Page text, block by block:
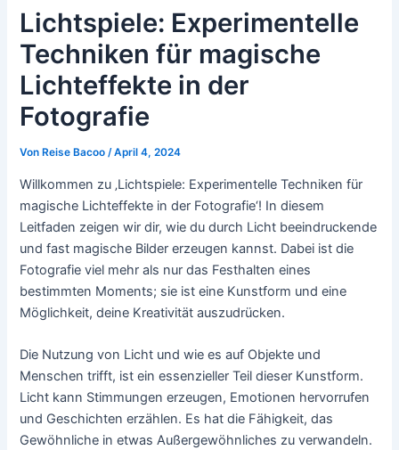
Lichtspiele: Experimentelle
Techniken für magische
Lichteffekte in der
Fotografie
Von Reise Bacoo/April 4, 2024
Willkommen zu ‚Lichtspiele: Experimentelle Techniken für
magische Lichteffekte in der Fotografie‘! In diesem
Leitfaden zeigen wir dir, wie du durch Licht beeindruckende
und fast magische Bilder erzeugen kannst. Dabei ist die
Fotografie viel mehr als nur das Festhalten eines
bestimmten Moments; sie ist eine Kunstform und eine
Möglichkeit, deine Kreativität auszudrücken.
Die Nutzung von Licht und wie es auf Objekte und
Menschen trifft, ist ein essenzieller Teil dieser Kunstform.
Licht kann Stimmungen erzeugen, Emotionen hervorrufen
und Geschichten erzählen. Es hat die Fähigkeit, das
Gewöhnliche in etwas Außergewöhnliches zu verwandeln.